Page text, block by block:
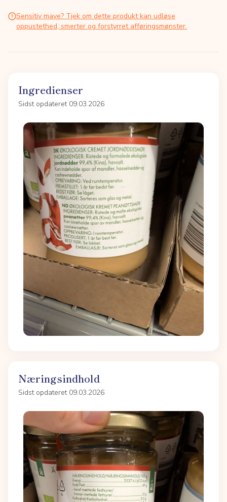
Sensitiv mave? Tjek om dette produkt kan udløse
oppustethed, smerter og forstyrret afføringsmønster.
Ingredienser
Sidst opdateret 09.03.2026
Næringsindhold
Sidst opdateret 09.03.2026